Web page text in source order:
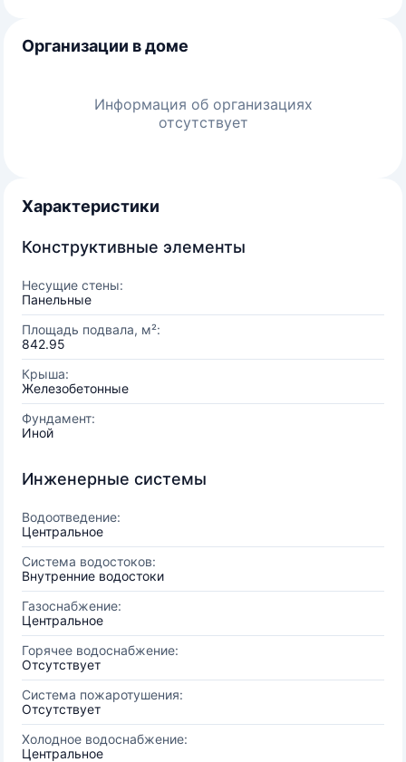
Организации в доме
Информация об организациях
отсутствует
Характеристики
Конструктивные элементы
Несущие стены:
Панельные
Площадь подвала, м²:
842.95
Крыша:
Железобетонные
Фундамент:
Иной
Инженерные системы
Водоотведение:
Центральное
Система водостоков:
Внутренние водостоки
Газоснабжение:
Центральное
Горячее водоснабжение:
Отсутствует
Система пожаротушения:
Отсутствует
Холодное водоснабжение:
Центральное